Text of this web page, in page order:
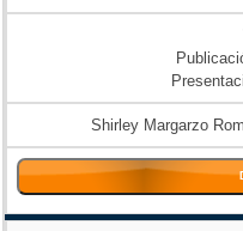
Shirley Margarzo